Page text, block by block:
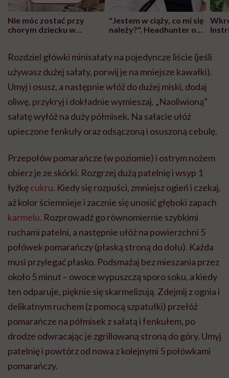
Nie móc zostać przy
chorym dziecku w
może chyba tylko
głupota i brak
wyobraźni"
"Jestem w ciąży, co mi się
należy?". Headhunter o
pracy
Rozdziel główki minisałaty na pojedyncze liście (jeśli
używasz dużej sałaty, porwij je na mniejsze kawałki).
Umyj i osusz, a następnie włóż do dużej miski, dodaj
oliwę, przykryj i dokładnie wymieszaj. „Naoliwioną”
sałatę wyłóż na duży półmisek. Na sałacie ułóż
upieczone fenkuły oraz odsączoną i osuszoną cebulę.
Przepołów pomarańcze (w poziomie) i ostrym nożem
obierz je ze skórki. Rozgrzej dużą patelnię i wsyp 1
łyżkęcukru. Kiedy się rozpuści, zmniejsz ogień i czekaj,
aż kolor ściemnieje i zacznie się unosić głęboki zapach
karmelu. Rozprowadź go równomiernie szybkimi
ruchami patelni, a następnie ułóż na powierzchni 5
połówek pomarańczy (płaską stroną do dołu). Każda
musi przylegać płasko. Podsmażaj bez mieszania przez
około 5 minut – owoce wypuszczą sporo soku, a kiedy
ten odparuje, pięknie się skarmelizują. Zdejmij z ognia i
delikatnym ruchem (z pomocą szpatułki) przełóż
pomarańcze na półmisek z sałatą i fenkułem, po
drodze odwracając je zgrillowaną stroną do góry. Umyj
patelnię i powtórz od nowa z kolejnymi 5 połówkami
pomarańczy.